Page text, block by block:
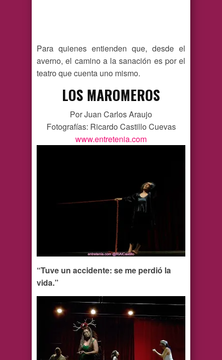
Para quienes entienden que, desde el
averno, el camino a la sanación es por el
teatro que cuenta uno mismo.
LOS MAROMEROS
Por Juan Carlos Araujo
Fotografías: Ricardo Castillo Cuevas
www.entretenia.com
“Tuve un accidente: se me perdió la
vida.”